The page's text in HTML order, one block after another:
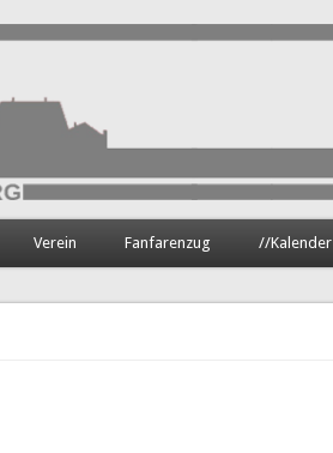
Verein Fanfarenzug //Kalender